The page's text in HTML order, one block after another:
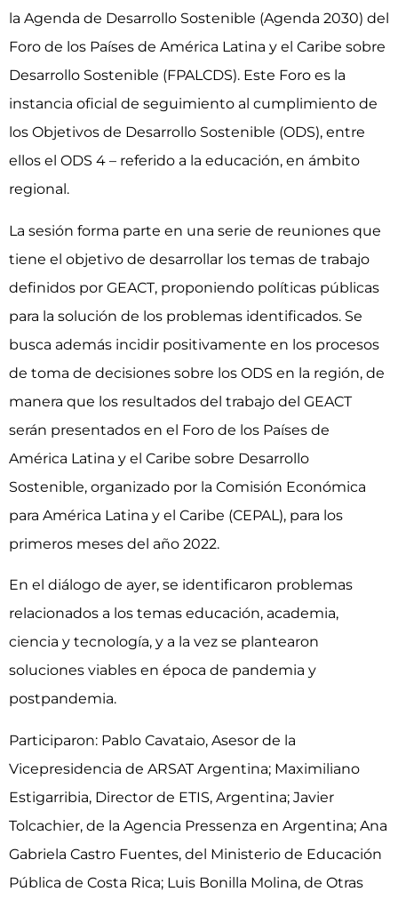
la Agenda de Desarrollo Sostenible (Agenda 2030) del
Foro de los Países de América Latina y el Caribe sobre
Desarrollo Sostenible (FPALCDS). Este Foro es la
instancia oficial de seguimiento al cumplimiento de
los Objetivos de Desarrollo Sostenible (ODS), entre
ellos el ODS 4 – referido a la educación, en ámbito
regional.
La sesión forma parte en una serie de reuniones que
tiene el objetivo de desarrollar los temas de trabajo
definidos por GEACT, proponiendo políticas públicas
para la solución de los problemas identificados. Se
busca además incidir positivamente en los procesos
de toma de decisiones sobre los ODS en la región, de
manera que los resultados del trabajo del GEACT
serán presentados en el Foro de los Países de
América Latina y el Caribe sobre Desarrollo
Sostenible, organizado por la Comisión Económica
para América Latina y el Caribe (CEPAL), para los
primeros meses del año 2022.
En el diálogo de ayer, se identificaron problemas
relacionados a los temas educación, academia,
ciencia y tecnología, y a la vez se plantearon
soluciones viables en época de pandemia y
postpandemia.
Participaron: Pablo Cavataio, Asesor de la
Vicepresidencia de ARSAT Argentina; Maximiliano
Estigarribia, Director de ETIS, Argentina; Javier
Tolcachier, de la Agencia Pressenza en Argentina; Ana
Gabriela Castro Fuentes, del Ministerio de Educación
Pública de Costa Rica; Luis Bonilla Molina, de Otras